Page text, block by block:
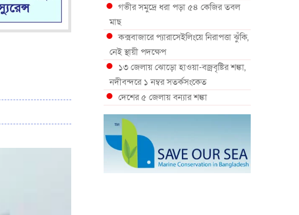
গভীর সমুদ্রে ধরা পড়া ৫৪ কেজির তবল
মাছ
কক্সবাজারে প্যারাসেইলিংয়ে নিরাপত্তা ঝুঁকি,
নেই স্থায়ী পদক্ষেপ
১৩ জেলায় ঝোড়ো হাওয়া-বজ্রবৃষ্টির শঙ্কা,
নদীবন্দরে ১ নম্বর সতর্কসংকেত
দেশের ৫ জেলায় বন্যার শঙ্কা
দেশের বিভিন্ন অঞ্চলে বজ্রবৃষ্টির আভাস,
ঢাকার আকাশও মেঘলা
আগস্টে টানা বৃষ্টি ও বন্যার আভাস, সাগরে
একাধিক লঘুচাপের শঙ্কা
স্বস্তি ও শঙ্কার পূর্বাভাস দিল আবহাওয়া